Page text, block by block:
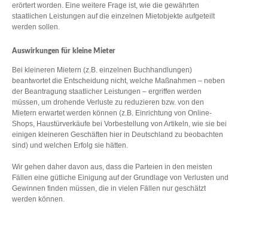
erörtert worden. Eine weitere Frage ist, wie die gewährten
staatlichen Leistungen auf die einzelnen Mietobjekte aufgeteilt
werden sollen.
Auswirkungen für kleine Mieter
Bei kleineren Mietern (z.B. einzelnen Buchhandlungen)
beantwortet die Entscheidung nicht, welche Maßnahmen – neben
der Beantragung staatlicher Leistungen – ergriffen werden
müssen, um drohende Verluste zu reduzieren bzw. von den
Mietern erwartet werden können (z.B. Einrichtung von Online-
Shops, Haustürverkäufe bei Vorbestellung von Artikeln, wie sie bei
einigen kleineren Geschäften hier in Deutschland zu beobachten
sind) und welchen Erfolg sie hätten.
Wir gehen daher davon aus, dass die Parteien in den meisten
Fällen eine gütliche Einigung auf der Grundlage von Verlusten und
Gewinnen finden müssen, die in vielen Fällen nur geschätzt
werden können.